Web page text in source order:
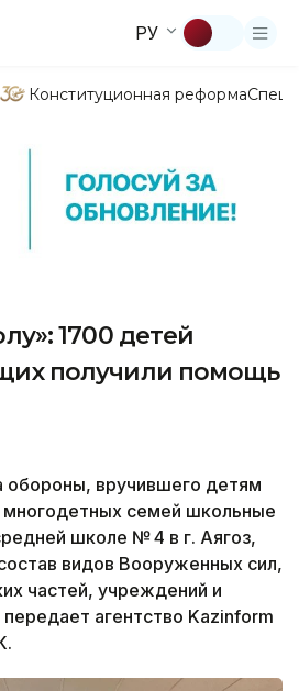
РУ
Конституционная реформа
1700 детей
получили помощь
обороны, вручившего детям
семей школьные
школе № 4 в г. Аягоз,
видов Вооруженных сил,
частей, учреждений и
агентство Kazinform